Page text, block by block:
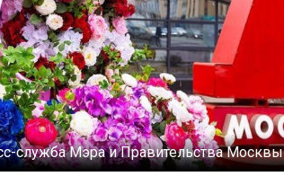
служба Мэра и Правительства Москвы